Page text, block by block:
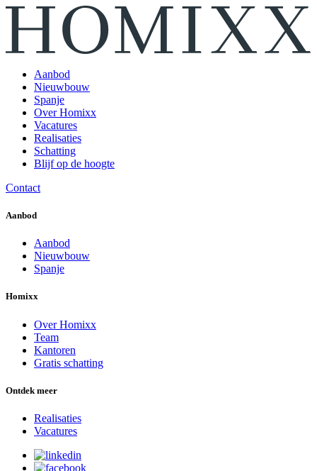
Aanbod
Nieuwbouw
Spanje
Over Homixx
Vacatures
Realisaties
Schatting
Blijf op de hoogte
Contact
Aanbod
Aanbod
Nieuwbouw
Spanje
Homixx
Over Homixx
Team
Kantoren
Gratis schatting
Ontdek meer
Realisaties
Vacatures